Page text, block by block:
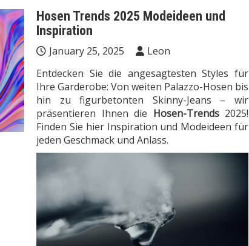
Hosen Trends 2025 Modeideen und
Inspiration
January 25, 2025
Leon
Entdecken Sie die angesagtesten Styles für
Ihre Garderobe: Von weiten Palazzo-Hosen bis
hin zu figurbetonten Skinny-Jeans – wir
präsentieren Ihnen die Hosen-Trends2025!
Finden Sie hier Inspiration und Modeideen für
jeden Geschmack und Anlass.